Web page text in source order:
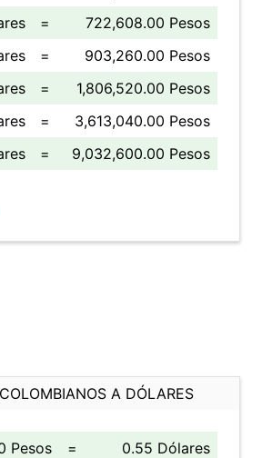
=
722,608.00 Pesos
=
903,260.00 Pesos
=
1,806,520.00 Pesos
=
3,613,040.00 Pesos
= 9,032,600.00 Pesos
A DÓLARES
Pesos =
0.55 Dólares